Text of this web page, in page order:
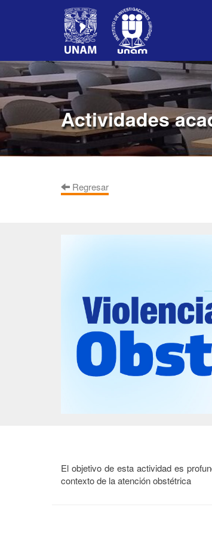
Actividades
Regresar
El objetivo de esta actividad es
contexto de la atención obstétrica